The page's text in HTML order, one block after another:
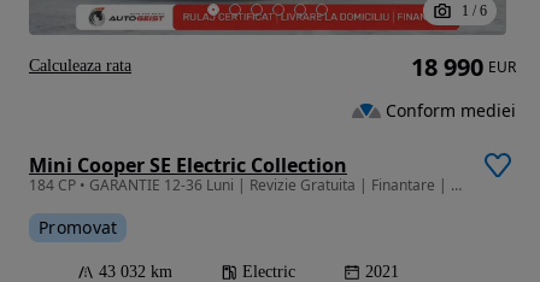
1 / 6
Mini Cooper SE Electric Collection
184 CP • GARANTIE 12-36 Luni | Revizie Gratuita | Finantare | Rulaj Certificat
Promovat
43 032 km Electric 2021
18 990 EUR
Conform mediei
Calculeaza rata